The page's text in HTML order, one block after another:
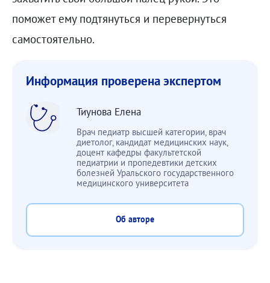
поможет ему подтянуться и перевернуться
самостоятельно.
Информация проверена экспертом
Тиунова Елена
Врач педиатр высшей категории, врач
диетолог, кандидат медицинских наук,
доцент кафедры факультетской
педиатрии и пропедевтики детских
болезней Уральского государственного
медицинского университета
Об авторе